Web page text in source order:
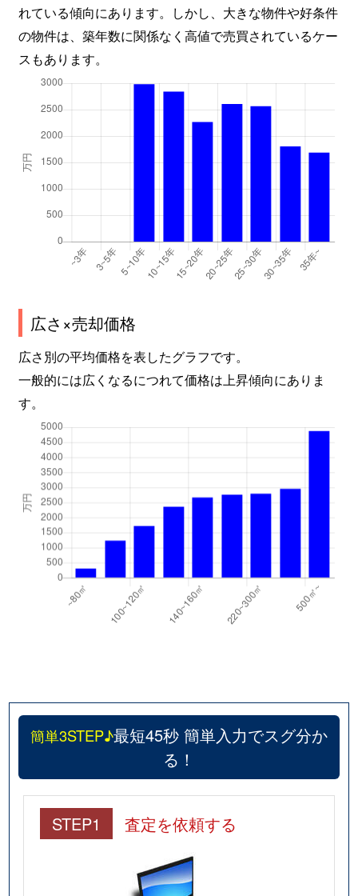
れている傾向にあります。しかし、大きな物件や好条件
の物件は、築年数に関係なく高値で売買されているケー
スもあります。
広さ×売却価格
広さ別の平均価格を表したグラフです。
一般的には広くなるにつれて価格は上昇傾向にありま
す。
簡単3STEP♪最短45秒 簡単入力でスグ分か
る！
STEP1 査定を依頼する